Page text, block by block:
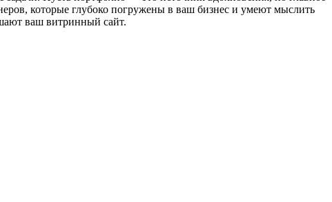
которые глубоко погружены в ваш бизнес и умеют мыслить
ваш витринный сайт.